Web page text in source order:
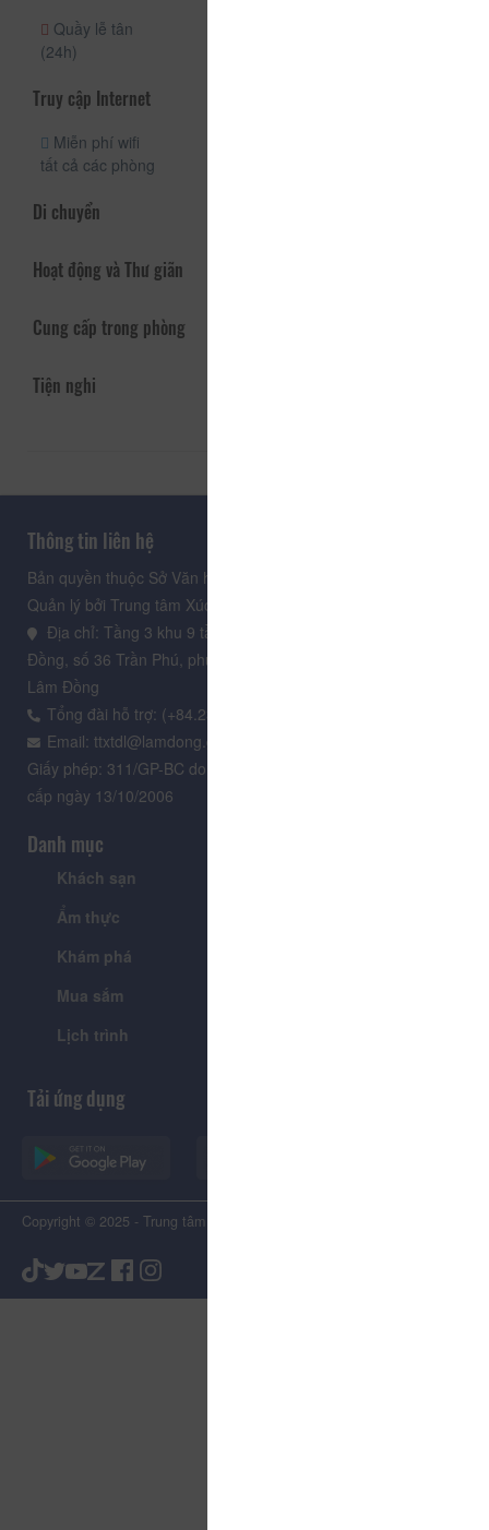
Quầy lễ tân
(24h)
Truy cập Internet
Miễn phí wifi
tất cả các phòng
Di chuyển
Hoạt động và Thư giãn
Cung cấp trong phòng
Tiện nghi
Thông tin liên hệ
Bản quyền thuộc Sở Văn hoá, Thể thao và Du lịch Lâm Đồng.
Quản lý bởi Trung tâm Xúc tiến Du lịch Lâm Đồng
Địa chỉ: Tầng 3 khu 9 tầng, Trung tâm Hành chính tỉnh Lâm
Đồng, số 36 Trần Phú, phường Xuân Hương - Đà Lạt, tỉnh
Lâm Đồng
Tổng đài hỗ trợ: (+84.235) 3.916.961
Email: ttxtdl@lamdong.gov.vn
Giấy phép: 311/GP-BC do Cục Báo chí - Bộ Văn hóa Thông tin
cấp ngày 13/10/2006
Danh mục
Khách sạn
Ẩm thực
Khám phá
Mua sắm
Lịch trình
Tải ứng dụng
Copyright © 2025 - Trung tâm Xúc tiến Du lịch Tỉnh Lâm Đồng